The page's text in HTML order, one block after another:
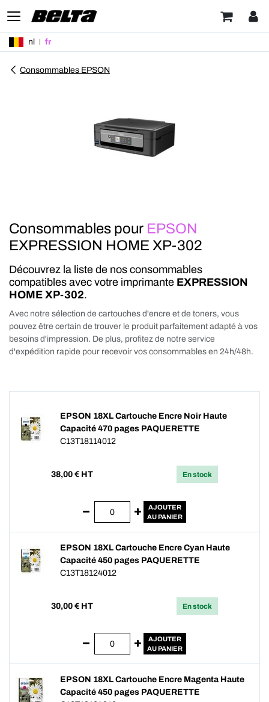
nl fr
Consommables EPSON
Consommables pour EPSON
EXPRESSION HOME XP-302
Découvrez la liste de nos consommables
compatibles avec votre imprimante EXPRESSION
HOME XP-302.
Avec notre sélection de cartouches d'encre et de toners, vous
pouvez être certain de trouver le produit parfaitement adapté à vos
besoins d'impression. De plus, profitez de notre service
d'expédition rapide pour recevoir vos consommables en 24h/48h.
EPSON 18XL Cartouche Encre Noir Haute
Capacité 470 pages PAQUERETTE
C13T18114012
38,00 € HT En stock
AJOUTER
AU PANIER
EPSON 18XL Cartouche Encre Cyan Haute
Capacité 450 pages PAQUERETTE
C13T18124012
30,00 € HT En stock
AJOUTER
AU PANIER
EPSON 18XL Cartouche Encre Magenta Haute
Capacité 450 pages PAQUERETTE